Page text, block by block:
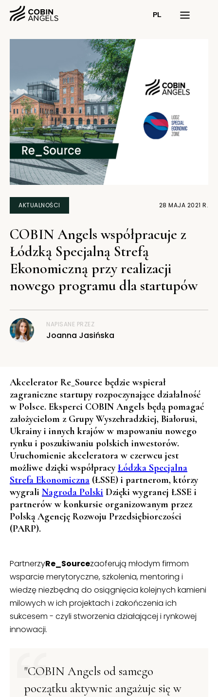
PL
AKTUALNOŚCI 28 MAJA 2021 R.
COBIN Angels współpracuje z
Łódzką Specjalną Strefą
Ekonomiczną przy realizacji
nowego programu dla startupów
NAPISANE PRZEZ
Joanna Jasińska
Akcelerator Re_Source będzie wspierał
zagraniczne startupy rozpoczynające działalność
w Polsce. Eksperci COBIN Angels będą pomagać
założycielom z Grupy Wyszehradzkiej, Białorusi,
Ukrainy i innych krajów w mapowaniu nowego
rynku i poszukiwaniu polskich inwestorów.
Uruchomienie akceleratora w czerwcu jest
możliwe dzięki współpracyŁódzka Specjalna
Strefa Ekonomiczna (ŁSSE) i partnerom, którzy
wygrali Nagroda Polski Dzięki wygranej ŁSSE i
partnerów w konkursie organizowanym przez
Polską Agencję Rozwoju Przedsiębiorczości
(PARP).
PartnerzyRe_Sourcezaoferują młodym firmom
wsparcie merytoryczne, szkolenia, mentoring i
wiedzę niezbędną do osiągnięcia kolejnych kamieni
milowych w ich projektach i zakończenia ich
sukcesem - czyli stworzenia działającej i rynkowej
innowacji.
"COBIN Angels od samego
początku aktywnie angażuje się w